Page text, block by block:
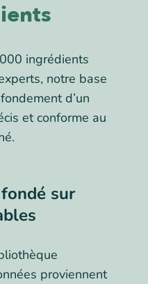
ingrédients
notre base
d’un
et conforme au
sur
proviennent